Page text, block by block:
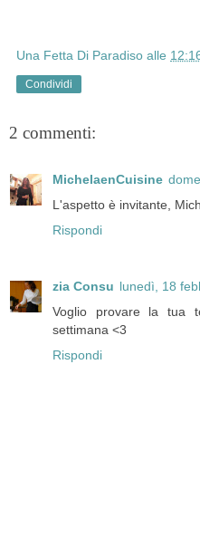
Una Fetta Di Paradiso alle
Condividi
2 commenti:
MichelaenCuisine
L'aspetto è invitante,
Rispondi
zia Consu lunedì, 18
Voglio provare la tua
settimana <3
Rispondi